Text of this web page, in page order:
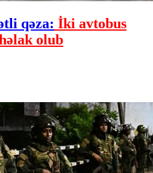
qəza: İki avtobus
olub